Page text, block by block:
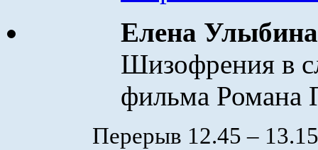
Елена Улыбина
Шизофрения в
фильма Романа
Перерыв 12.45 – 13.15